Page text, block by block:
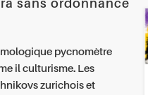
sans ordonnance
pycnomètre
il culturisme. Les
zurichois et